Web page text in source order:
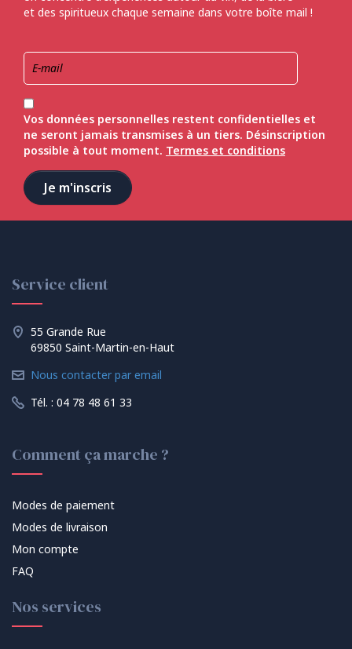
et des spiritueux chaque semaine dans votre boîte mail !
Vos données personnelles restent confidentielles et
ne seront jamais transmises à un tiers. Désinscription
possible à tout moment. Termes et conditions
Service client
55 Grande Rue
69850 Saint-Martin-en-Haut
Nous contacter par email
Tél. : 04 78 48 61 33
Comment ça marche ?
Modes de paiement
Modes de livraison
Mon compte
FAQ
Nos services